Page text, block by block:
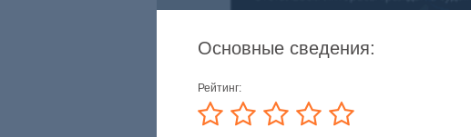
Основные сведения:
Рейтинг: